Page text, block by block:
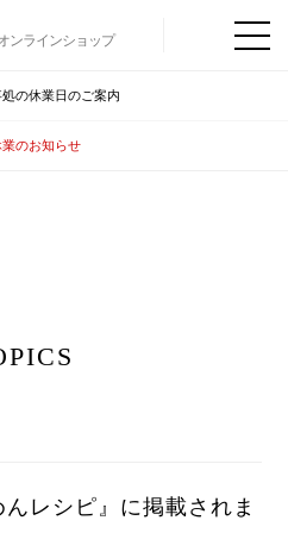
ンラインショップ
の休業日のご案内
のお知らせ
んレシピ』に掲載されま